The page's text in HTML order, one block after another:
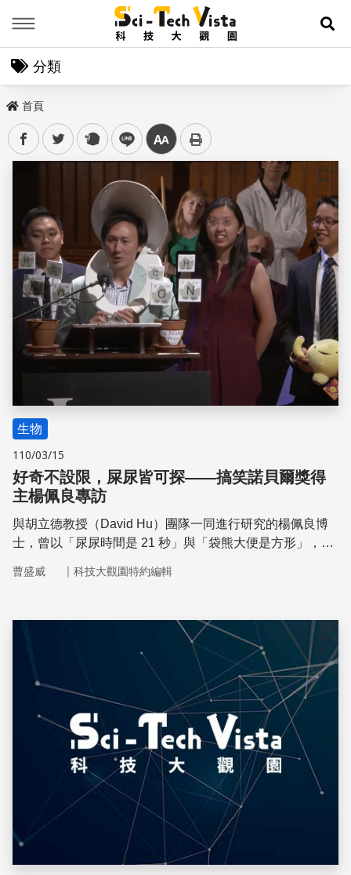
展
分類
首頁
facebooktwitter plurk line 中
儲存
生物
110/03/15
好奇不設限，屎尿皆可探——搞笑諾貝爾獎得
主楊佩良專訪
與胡立德教授（David Hu）團隊一同進行研究的楊佩良博
士，曾以「尿尿時間是 21 秒」與「袋熊大便是方形」，兩
爾獎，刻意以「屎尿」作為研究主題，她只淡淡說了一句：
楊佩良博士笑著說：「你不覺得這很有趣嗎？」
曹盛威 ｜ 科技大觀園特約編輯
儲存